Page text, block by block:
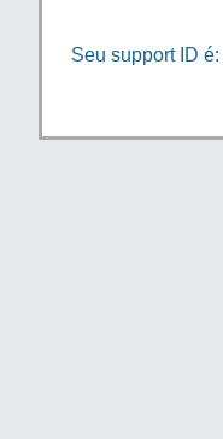
Seu support ID é: